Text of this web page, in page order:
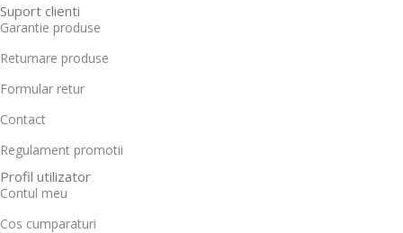
Suport clienti
Garantie produse
Returnare produse
Formular retur
Contact
Regulament promotii
Profil utilizator
Contul meu
Cos cumparaturi